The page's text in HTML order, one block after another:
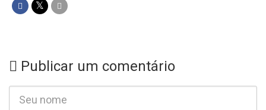
Publicar um comentário